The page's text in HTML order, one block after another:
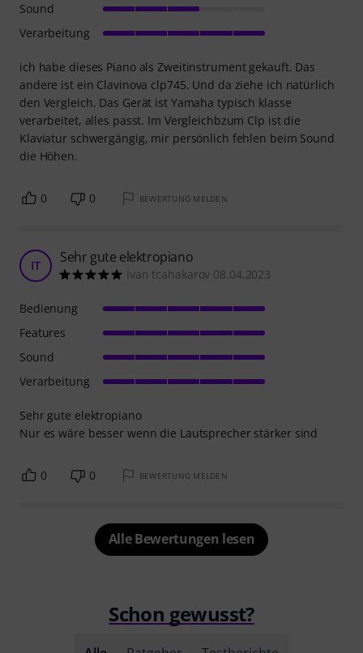
ich habe dieses Piano als Zweitinstrument gekauft. Das
andere ist ein Clavinova clp745. Und da ziehe ich natürlich
den Vergleich. Das Gerät ist Yamaha typisch klasse
verarbeitet, alles passt. Im Vergleichbzum Clp ist die
Klaviatur schwergängig, mir persönlich fehlen beim Sound
die Höhen.
Sound
Verarbeitung
0 0 BEWERTUNG MELDEN
IT Sehr gute elektropiano
Ivan tcahakarov 08.04.2023
Sehr gute elektropiano
Nur es wäre besser wenn die Lautsprecher stärker sind
Bedienung
Features
Sound
Verarbeitung
0 0 BEWERTUNG MELDEN
Alle Bewertungen lesen
Schon gewusst?